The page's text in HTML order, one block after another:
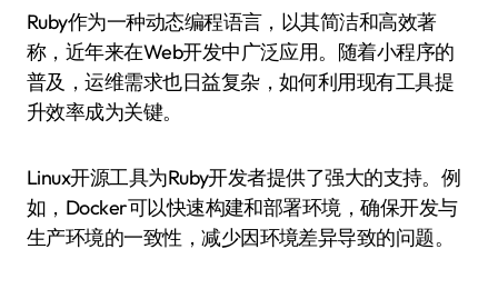
Ruby作为一种动态编程语言，以其简洁和高效著
称，近年来在Web开发中广泛应用。随着小程序的
普及，运维需求也日益复杂，如何利用现有工具提
升效率成为关键。
Linux开源工具为Ruby开发者提供了强大的支持。例
如，Docker可以快速构建和部署环境，确保开发与
生产环境的一致性，减少因环境差异导致的问题。